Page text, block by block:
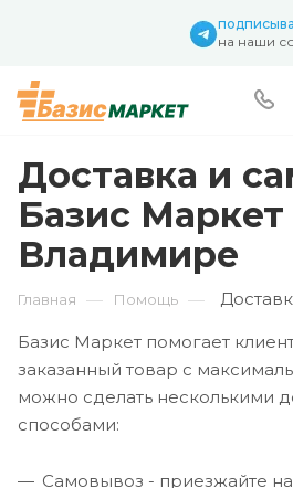
на наши
Доставка и
Базис Маркет
Владимире
Главная — Помощь —
Базис Маркет помогает
заказанный товар с
можно сделать несколькими
способами:
Самовывоз - приезжайте